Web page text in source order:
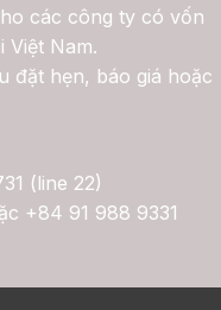
các công ty có vốn
Việt Nam.
đặt hẹn, báo giá hoặc
(line 22)
+84 91 988 9331